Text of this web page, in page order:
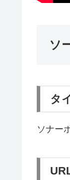
ソ
タ
ソナー